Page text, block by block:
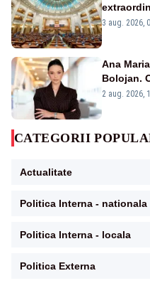
jaloane
3 aug. 2026,
Ana
Bolojan.
emisiunii
2 aug. 2026,
CATEGORII
Actualitate
Politica Interna - nationala
Politica Interna - locala
Politica Externa